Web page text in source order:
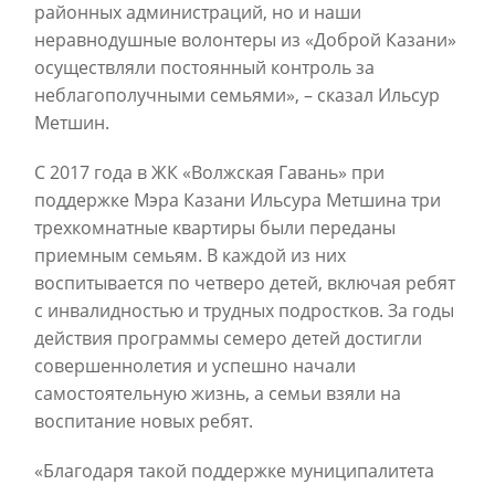
районных администраций, но и наши
неравнодушные волонтеры из «Доброй Казани»
осуществляли постоянный контроль за
неблагополучными семьями», – сказал Ильсур
Метшин.
С 2017 года в ЖК «Волжская Гавань» при
поддержке Мэра Казани Ильсура Метшина три
трехкомнатные квартиры были переданы
приемным семьям. В каждой из них
воспитывается по четверо детей, включая ребят
с инвалидностью и трудных подростков. За годы
действия программы семеро детей достигли
совершеннолетия и успешно начали
самостоятельную жизнь, а семьи взяли на
воспитание новых ребят.
«Благодаря такой поддержке муниципалитета